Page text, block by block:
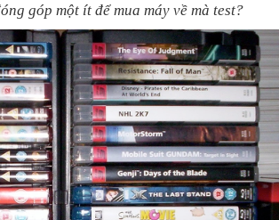
góp một ít để mua máy về mà test?